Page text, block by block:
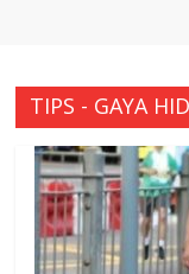
TIPS - GAYA